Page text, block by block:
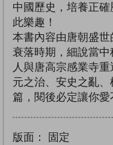
中國歷史，培養正
此樂趣！
本書內容由唐朝盛
衰落時期，細說當
人與唐高宗感業寺
元之治、安史之亂
篇，閱後必定讓你愛
版面：
固定